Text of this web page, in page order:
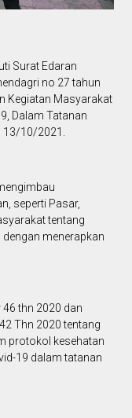
Surat Edaran
no 27 tahun
Kegiatan Masyarakat
Dalam Tatanan
13/10/2021.
seperti Pasar,
tentang
menerapkan
thn 2020 dan
Thn 2020 tentang
protokol kesehatan
19 dalam tatanan